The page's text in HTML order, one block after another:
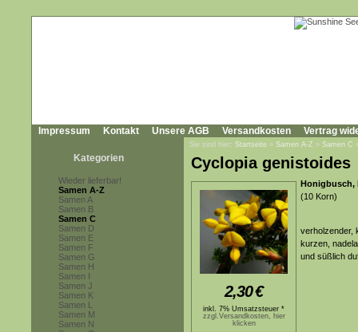
Impressum Kontakt Unsere AGB Versandkosten Vertrag
Kategorien
Wieder lieferbar!
Samen A-Z
Samen A
Samen B
Samen C
Samen D
Samen E
Samen F
Samen G
Samen H
Samen I
Samen J
Samen K
Samen L
Samen M
Samen N
Sie sind hier: Startseite » Samen A-Z » Samen C
Cyclopia genistoides
2,30€
inkl. 7% Umsatzsteuer *
zzgl.Versandkosten, hier
klicken
Honigbusch,
(10 Korn)
verholzender,
kurzen,
und süßlich